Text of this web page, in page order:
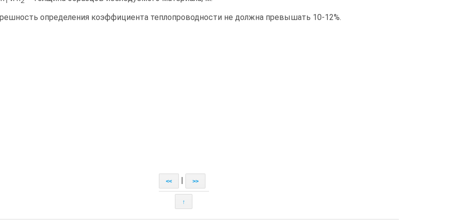
определения коэффициента теплопроводности не должна превышать 10-12%.
<< | >>
↑